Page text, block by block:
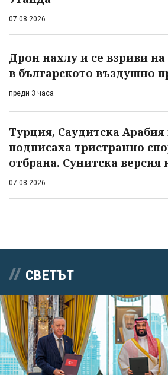
07.08.2026
Дрон нахлу и се взриви
в българското въздушно
преди 3 часа
Турция, Саудитска
подписаха тристранно
отбрана. Сунитска версия
07.08.2026
СВЕТЪТ